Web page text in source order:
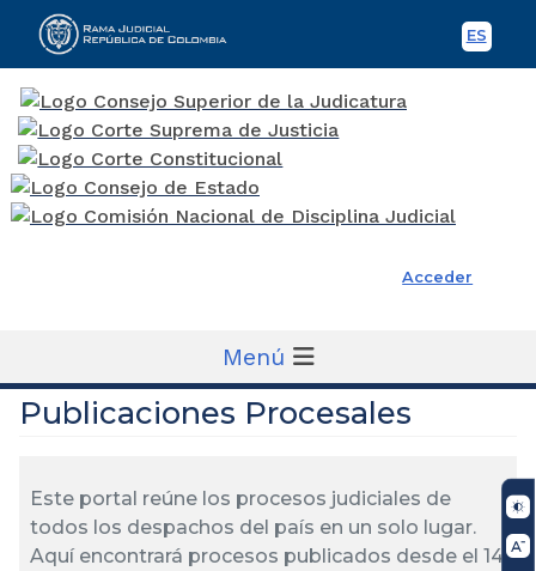
ES
Rama Judicial
Acceder
Menú
Publicaciones Procesales
Este portal reúne los procesos judiciales de
todos los despachos del país en un solo lugar.
Aquí encontrará procesos publicados desde el 14